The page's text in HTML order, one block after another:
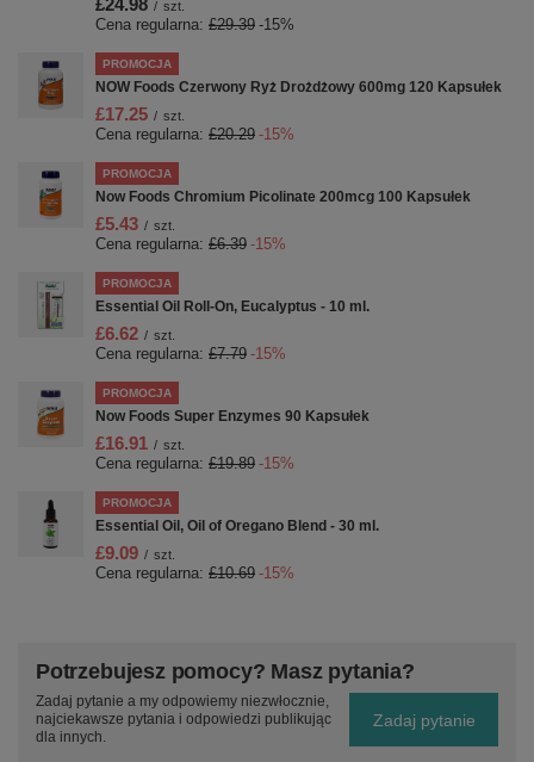
£24.98 / szt.
Cena regularna: £29.39 -15%
PROMOCJA
NOW Foods Czerwony Ryż Drożdżowy 600mg 120 Kapsułek
£17.25 / szt.
Cena regularna: £20.29 -15%
PROMOCJA
Now Foods Chromium Picolinate 200mcg 100 Kapsułek
£5.43 / szt.
Cena regularna: £6.39 -15%
PROMOCJA
Essential Oil Roll-On, Eucalyptus - 10 ml.
£6.62 / szt.
Cena regularna: £7.79 -15%
PROMOCJA
Now Foods Super Enzymes 90 Kapsułek
£16.91 / szt.
Cena regularna: £19.89 -15%
PROMOCJA
Essential Oil, Oil of Oregano Blend - 30 ml.
£9.09 / szt.
Cena regularna: £10.69 -15%
Potrzebujesz pomocy? Masz pytania?
Zadaj pytanie a my odpowiemy niezwłocznie,
najciekawsze pytania i odpowiedzi publikując
dla innych.
Zadaj pytanie